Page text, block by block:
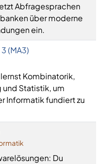
Abfragesprachen
über moderne
ein.
(MA3)
Kombinatorik,
Statistik, um
Informatik fundiert zu
Du